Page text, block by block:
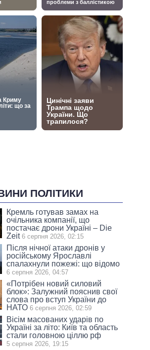
ПОЛІТИКИ
Кремль готував замах на
очільника компанії, що
постачає дрони Україні – Die
Zeit 6 серпня 2026, 02:15
Після нічної атаки дронів у
російському Ярославлі
спалахнули пожежі: що відомо
6 серпня 2026, 04:57
«Потрібен новий силовий
блок»: Залужний пояснив свої
слова про вступ України до
НАТО 6 серпня 2026, 02:59
Вісім масованих ударів по
Україні за літо: Київ та область
стали головною ціллю рф
5 серпня 2026, 19:15